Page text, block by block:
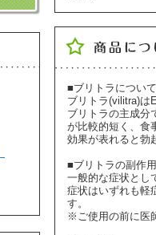
■ブリトラについて
ブリトラ(vilitra)は
ブリトラの主成分
が比較的短く、食
効果が表れると勃
■ブリトラの副作用
一般的な症状とし
症状はいずれも軽
す。
※ご使用の前に医